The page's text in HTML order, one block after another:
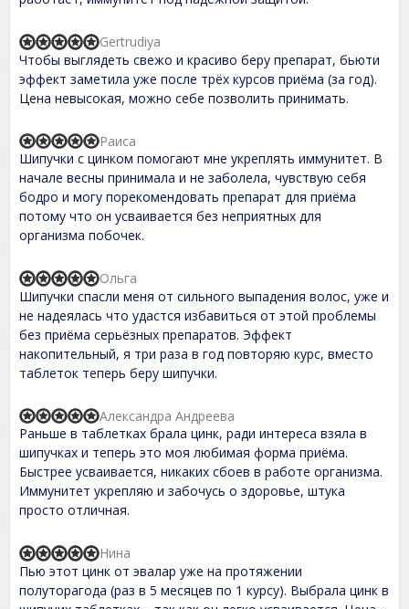
0
o
u
t
f
R
a
t
d
,
0
o
u
t
f
5
Чтобы выглядеть свежо и красиво беру препарат, бьюти
эффект заметила уже после трёх курсов приёма (за год).
Цена невысокая, можно себе позволить принимать.
Gertrudiya
R
a
t
e
d
5
,
u
t
f
5
Шипучки с цинком помогают мне укреплять иммунитет. В
начале весны принимала и не заболела, чувствую себя
бодро и могу порекомендовать препарат для приёма
потому что он усваивается без неприятных для
организма побочек.
Раиса
R
a
t
e
d
5
,
u
t
f
5
Шипучки спасли меня от сильного выпадения волос, уже и
не надеялась что удастся избавиться от этой проблемы
без приёма серьёзных препаратов. Эффект
накопительный, я три раза в год повторяю курс, вместо
таблеток теперь беру шипучки.
Ольга
R
a
t
e
d
5
,
u
t
f
Раньше в таблетках брала цинк, ради интереса взяла в
шипучках и теперь это моя любимая форма приёма.
Быстрее усваивается, никаких сбоев в работе организма.
Иммунитет укрепляю и забочусь о здоровье, штука
просто отличная.
Александра Андреева
R
a
t
e
Пью этот цинк от эвалар уже на протяжении
полуторагода (раз в 5 месяцев по 1 курсу). Выбрала цинк в
Нина